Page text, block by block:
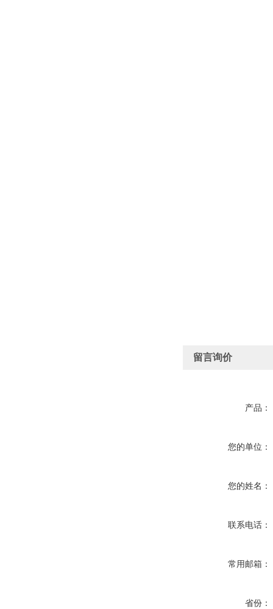
留言询价
产品：
您的单位：
您的姓名：
联系电话：
常用邮箱：
省份：